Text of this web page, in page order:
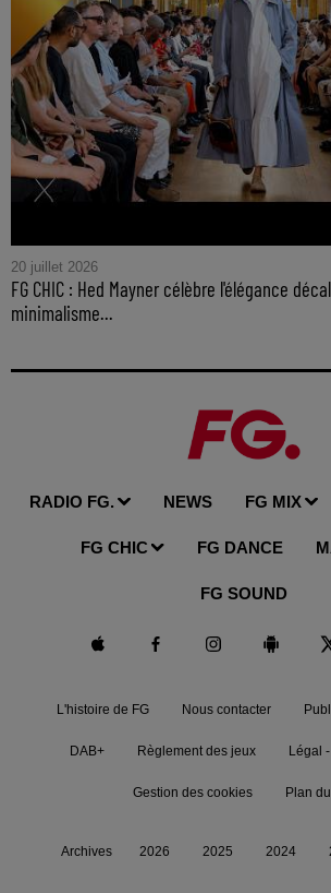
20 juillet 2026
FG CHIC : Hed Mayner célèbre l'élégance
minimalisme...
RADIO FG. NEWS FG MIX
FG CHIC FG DANCE
FG SOUND
L'histoire de FG Nous contacter
DAB+ Règlement des jeux Légal
Gestion des cookies Plan
Archives 2026 2025 2024